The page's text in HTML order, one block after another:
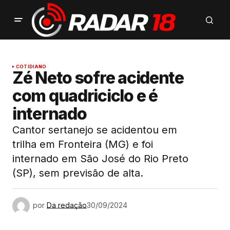
COTIDIANO
Zé Neto sofre acidente
com quadriciclo e é
internado
Cantor sertanejo se acidentou em
trilha em Fronteira (MG) e foi
internado em São José do Rio Preto
(SP), sem previsão de alta.
por Da redação30/09/2024